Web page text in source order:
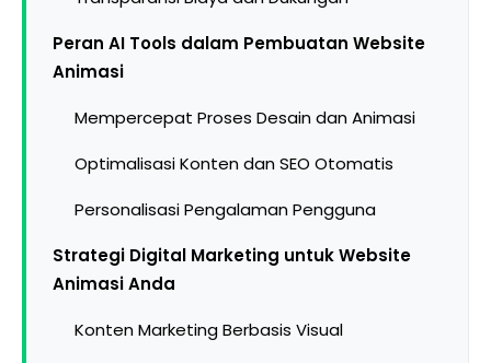
Peran AI Tools dalam Pembuatan Website
Animasi
Mempercepat Proses Desain dan Animasi
Optimalisasi Konten dan SEO Otomatis
Personalisasi Pengalaman Pengguna
Strategi Digital Marketing untuk Website
Animasi Anda
Konten Marketing Berbasis Visual